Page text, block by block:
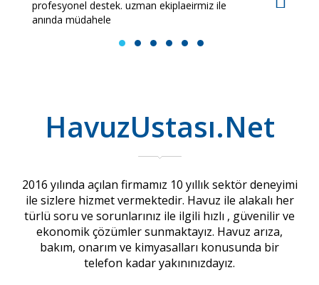
profesyonel destek. uzman ekiplaeirmiz ile
anında müdahele
1 2 3 4 5 6
HavuzUstası.Net
2016 yılında açılan firmamız 10 yıllık sektör deneyimi
ile sizlere hizmet vermektedir. Havuz ile alakalı her
türlü soru ve sorunlarınız ile ilgili hızlı , güvenilir ve
ekonomik çözümler sunmaktayız. Havuz arıza,
bakım, onarım ve kimyasalları konusunda bir
telefon kadar yakınınızdayız.